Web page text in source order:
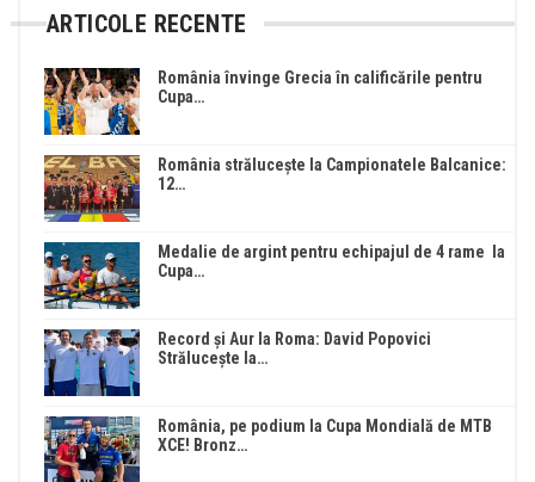
ARTICOLE RECENTE
România învinge Grecia în calificările pentru
Cupa…
România strălucește la Campionatele Balcanice:
12…
Medalie de argint pentru echipajul de 4 rame la
Cupa…
Record și Aur la Roma: David Popovici
Strălucește la…
România, pe podium la Cupa Mondială de MTB
XCE! Bronz…